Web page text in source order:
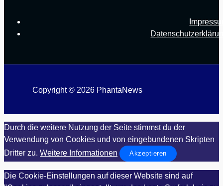
Copyright © 2026 PhantaNews
Durch die weitere Nutzung der Seite stimmst du der
Verwendung von Cookies und von eingebundenen Skripten
Dritter zu. Weitere Informationen Akzeptieren
Die Cookie-Einstellungen auf dieser Website sind auf